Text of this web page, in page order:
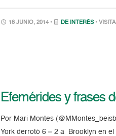
18 JUNIO, 2014 • DE INTERÉS •
Efemérides y frases
Por Mari Montes
York derrotó 6 – 2 a Brooklyn en